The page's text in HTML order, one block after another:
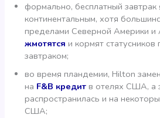
формально, бесплатный завтрак
континентальным, хотя
пределами Северной Америки и
жмотятся и кормят
завтраком;
во время пландемии, Hilton
на F&B кредит в отелях США, а
распространилась и на
США;